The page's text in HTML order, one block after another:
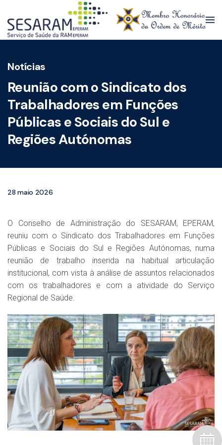
Skip to main content
Notícias
Reunião com o Sindicato dos
Trabalhadores em Funções
Públicas e Sociais do Sul e
Regiões Autónomas
28 maio 2026
O Conselho de Administração do SESARAM, EPERAM,
reuniu com o Sindicato dos Trabalhadores em Funções
Públicas e Sociais do Sul e Regiões Autónomas, numa
reunião de trabalho inserida na habitual articulação
institucional, com vista à análise de assuntos relacionados
com os trabalhadores e com a atividade do Serviço
Regional de Saúde.